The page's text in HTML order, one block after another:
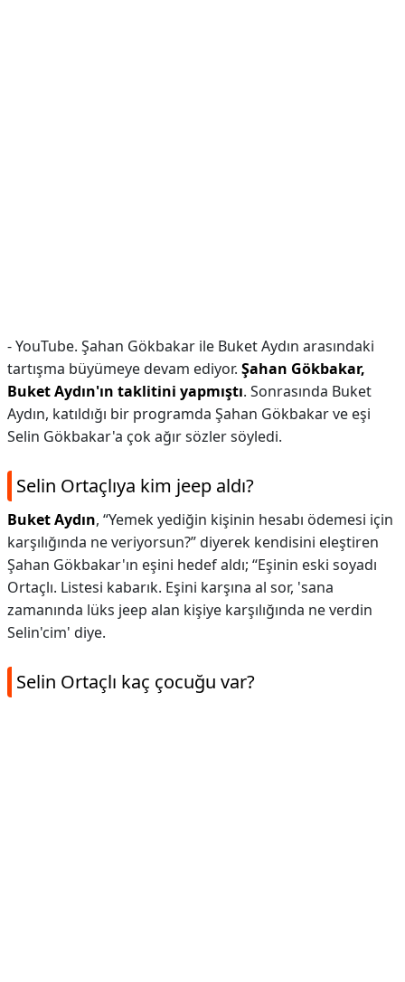
- YouTube. Şahan Gökbakar ile Buket Aydın arasındaki
tartışma büyümeye devam ediyor. Şahan Gökbakar,
Buket Aydın'ın taklitini yapmıştı. Sonrasında Buket
Aydın, katıldığı bir programda Şahan Gökbakar ve eşi
Selin Gökbakar'a çok ağır sözler söyledi.
Selin Ortaçlıya kim jeep aldı?
Buket Aydın, “Yemek yediğin kişinin hesabı ödemesi için
karşılığında ne veriyorsun?” diyerek kendisini eleştiren
Şahan Gökbakar'ın eşini hedef aldı; “Eşinin eski soyadı
Ortaçlı. Listesi kabarık. Eşini karşına al sor, 'sana
zamanında lüks jeep alan kişiye karşılığında ne verdin
Selin'cim' diye.
Selin Ortaçlı kaç çocuğu var?